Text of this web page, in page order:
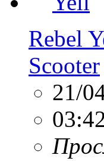
Rebel
Scooter
21/